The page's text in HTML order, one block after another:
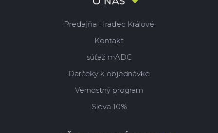
Predajňa Hradec Králové
Kontakt
súťaž mADC
Darčeky k objednávke
Vernostný program
Sleva 10%